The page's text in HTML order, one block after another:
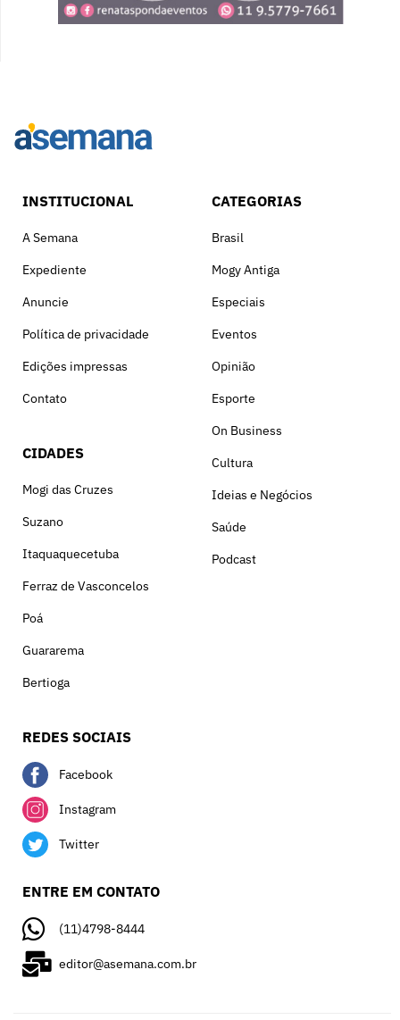
INSTITUCIONAL
A Semana
Expediente
Anuncie
Política de privacidade
Edições impressas
Contato
CIDADES
Mogi das Cruzes
Suzano
Itaquaquecetuba
Ferraz de Vasconcelos
Poá
Guararema
Bertioga
CATEGORIAS
Brasil
Mogy Antiga
Especiais
Eventos
Opinião
Esporte
On Business
Cultura
Ideias e Negócios
Saúde
Podcast
REDES SOCIAIS
Facebook
Instagram
Twitter
ENTRE EM CONTATO
(11)4798-8444
editor@asemana.com.br